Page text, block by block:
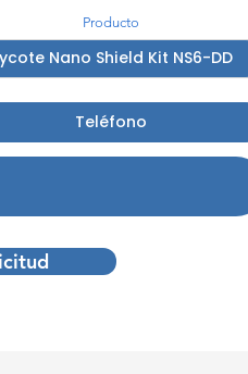
Producto